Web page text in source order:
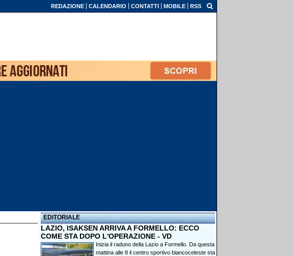
REDAZIONE CALENDARIO CONTATTI MOBILE RSS
EDITORIALE
LAZIO, ISAKSEN ARRIVA A FORMELLO: ECCO
COME STA DOPO L'OPERAZIONE - VD
Inizia il raduno della Lazio a Formello. Da questa
mattina alle 8 il centro sportivo biancoceleste sta